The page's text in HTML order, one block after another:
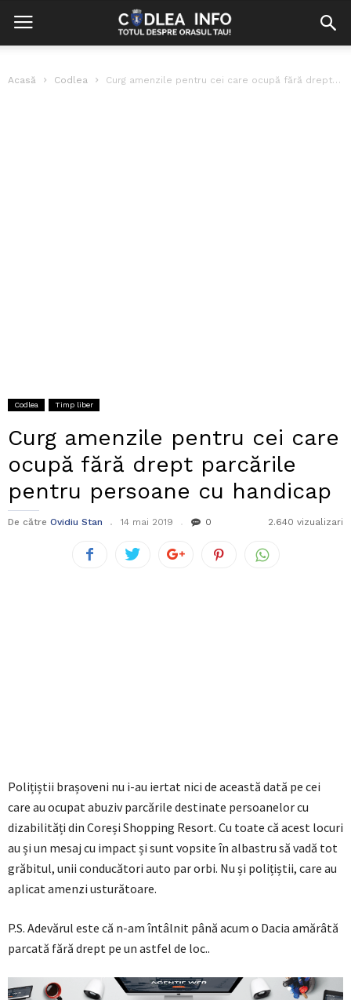
Acasă Codlea Curg amenzile pentru cei care ocupă fără drept parcările pentru persoane cu...
Codlea Timp liber
Curg amenzile pentru cei care
ocupă fără drept parcările
pentru persoane cu handicap
De către Ovidiu Stan 14 mai 2019 0 2.640 vizualizari
Polițiștii brașoveni nu i-au iertat nici de această dată pe cei
care au ocupat abuziv parcările destinate persoanelor cu
dizabilități din Coreși Shopping Resort. Cu toate că acest locuri
au și un mesaj cu impact și sunt vopsite în albastru să vadă tot
grăbitul, unii conducători auto par orbi. Nu și polițiștii, care au
aplicat amenzi usturătoare.
P.S. Adevărul este că n-am întâlnit până acum o Dacia amărâtă
parcată fără drept pe un astfel de loc..